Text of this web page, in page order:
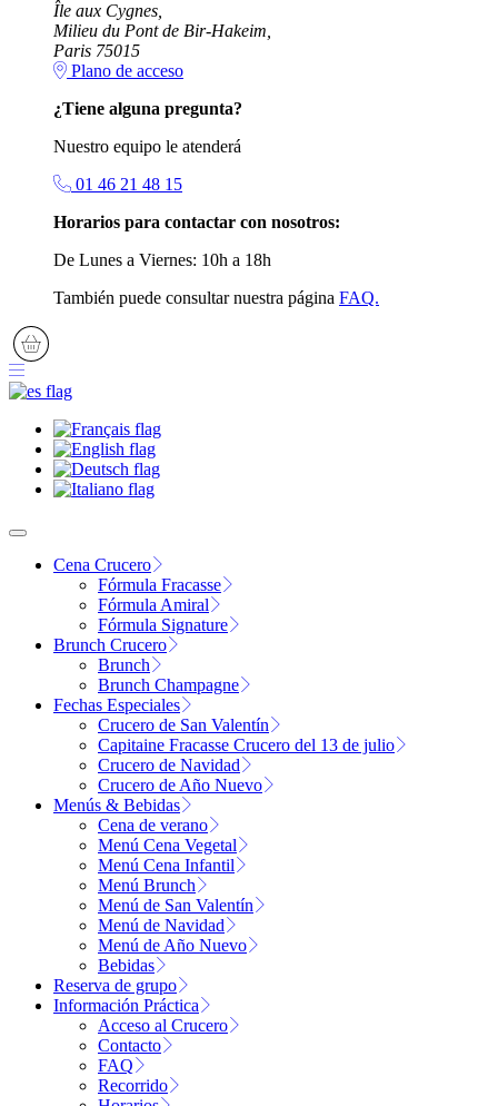
Île aux Cygnes,
Milieu du Pont de Bir-Hakeim,
Paris 75015
Plano de acceso
¿Tiene alguna pregunta?
Nuestro equipo le atenderá
01 46 21 48 15
Horarios para contactar con nosotros:
De Lunes a Viernes: 10h a 18h
También puede consultar nuestra página FAQ.
Cena Crucero
Fórmula Fracasse
Fórmula Amiral
Fórmula Signature
Brunch Crucero
Brunch
Brunch Champagne
Fechas Especiales
Crucero de San Valentín
Capitaine Fracasse Crucero del 13 de julio
Crucero de Navidad
Crucero de Año Nuevo
Menús & Bebidas
Cena de verano
Menú Cena Vegetal
Menú Cena Infantil
Menú Brunch
Menú de San Valentín
Menú de Navidad
Menú de Año Nuevo
Bebidas
Reserva de grupo
Información Práctica
Acceso al Crucero
Contacto
FAQ
Recorrido